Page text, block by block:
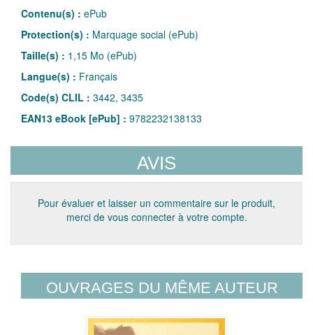
Contenu(s) : ePub
Protection(s) : Marquage social (ePub)
Taille(s) : 1,15 Mo (ePub)
Langue(s) : Français
Code(s) CLIL : 3442, 3435
EAN13 eBook [ePub] : 9782232138133
AVIS
Pour évaluer et laisser un commentaire sur le produit,
merci de vous connecter à votre compte.
OUVRAGES DU MÊME AUTEUR